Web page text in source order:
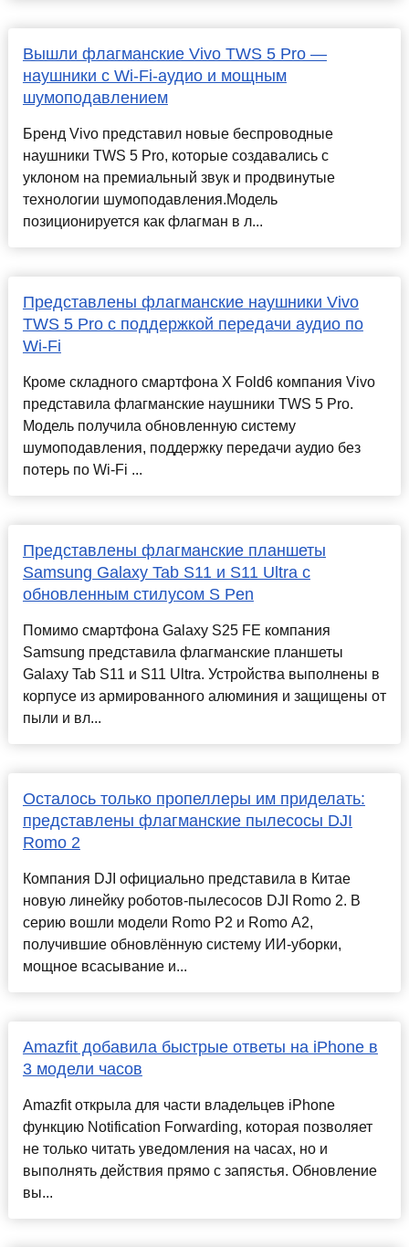
Вышли флагманские Vivo TWS 5 Pro —
наушники с Wi-Fi-аудио и мощным
шумоподавлением
Бренд Vivo представил новые беспроводные
наушники TWS 5 Pro, которые создавались с
уклоном на премиальный звук и продвинутые
технологии шумоподавления.Модель
позиционируется как флагман в л...
Представлены флагманские наушники Vivo
TWS 5 Pro с поддержкой передачи аудио по
Wi-Fi
Кроме складного смартфона X Fold6 компания Vivo
представила флагманские наушники TWS 5 Pro.
Модель получила обновленную систему
шумоподавления, поддержку передачи аудио без
потерь по Wi-Fi ...
Представлены флагманские планшеты
Samsung Galaxy Tab S11 и S11 Ultra с
обновленным стилусом S Pen
Помимо смартфона Galaxy S25 FE компания
Samsung представила флагманские планшеты
Galaxy Tab S11 и S11 Ultra. Устройства выполнены в
корпусе из армированного алюминия и защищены от
пыли и вл...
Осталось только пропеллеры им приделать:
представлены флагманские пылесосы DJI
Romo 2
Компания DJI официально представила в Китае
новую линейку роботов-пылесосов DJI Romo 2. В
серию вошли модели Romo P2 и Romo A2,
получившие обновлённую систему ИИ-уборки,
мощное всасывание и...
Amazfit добавила быстрые ответы на iPhone в
3 модели часов
Amazfit открыла для части владельцев iPhone
функцию Notification Forwarding, которая позволяет
не только читать уведомления на часах, но и
выполнять действия прямо с запястья. Обновление
вы...